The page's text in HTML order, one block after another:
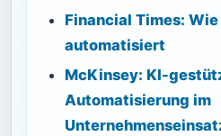
Financial Times:
automatisiert
McKinsey: KI-
Automatisierung im